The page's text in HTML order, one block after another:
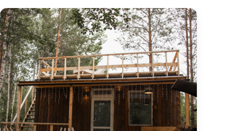
У вас остались
вопросы?
Оставьте свои контактные данные,
мы вам перезвоним и ответим на
все ваши вопросы